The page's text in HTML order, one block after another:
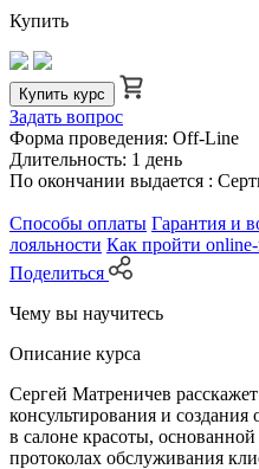
Купить
Купить курс
Задать вопрос
Форма проведения: Off-Line
Длительность: 1 день
По окончании выдается :
Способы оплаты Гарантия и
лояльности Как пройти online-
Поделиться
Чему вы научитесь
Описание курса
Сергей Матреничев
консультирования и
в салоне красоты,
протоколах обслуживания